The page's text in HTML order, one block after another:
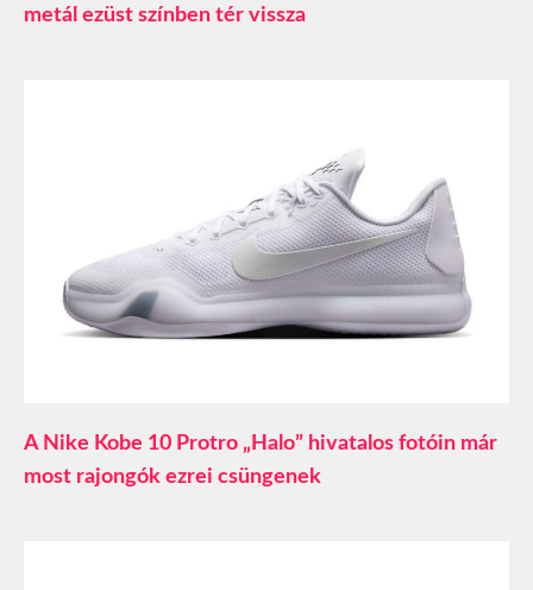
metál ezüst színben tér vissza
A Nike Kobe 10 Protro „Halo” hivatalos fotóin már
most rajongók ezrei csüngenek